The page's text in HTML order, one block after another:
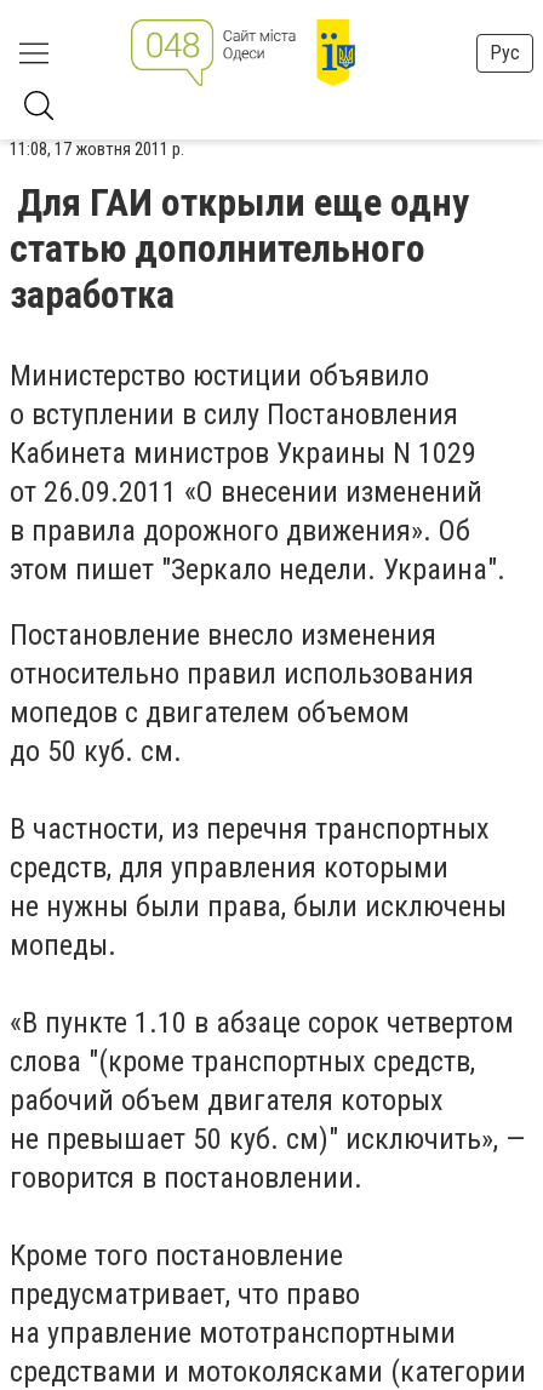
Рус
11:08, 17 жовтня 2011 р.
Для ГАИ открыли еще одну
статью дополнительного
заработка
Министерство юстиции объявило
о вступлении в силу Постановления
Кабинета министров Украины N 1029
от 26.09.2011 «О внесении изменений
в правила дорожного движения». Об
этом пишет "Зеркало недели. Украина".
Постановление внесло изменения
относительно правил использования
мопедов с двигателем объемом
до 50 куб. см.
В частности, из перечня транспортных
средств, для управления которыми
не нужны были права, были исключены
мопеды.
«В пункте 1.10 в абзаце сорок четвертом
слова "(кроме транспортных средств,
рабочий объем двигателя которых
не превышает 50 куб. см)" исключить», —
говорится в постановлении.
Кроме того постановление
предусматривает, что право
на управление мототранспортными
средствами и мотоколясками (категории